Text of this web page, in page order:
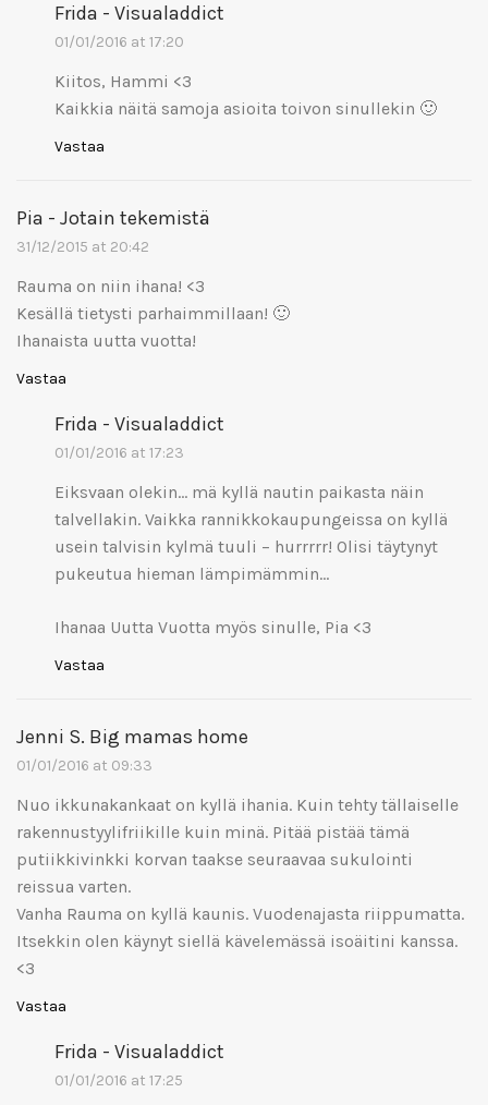
Frida - Visualaddict
01/01/2016 at 17:20
Kiitos, Hammi <3
Kaikkia näitä samoja asioita toivon sinullekin 🙂
Vastaa
Pia - Jotain tekemistä
31/12/2015 at 20:42
Rauma on niin ihana! <3
Kesällä tietysti parhaimmillaan! 🙂
Ihanaista uutta vuotta!
Vastaa
Frida - Visualaddict
01/01/2016 at 17:23
Eiksvaan olekin… mä kyllä nautin paikasta näin
talvellakin. Vaikka rannikkokaupungeissa on kyllä
usein talvisin kylmä tuuli – hurrrrr! Olisi täytynyt
pukeutua hieman lämpimämmin…
Ihanaa Uutta Vuotta myös sinulle, Pia <3
Vastaa
Jenni S. Big mamas home
01/01/2016 at 09:33
Nuo ikkunakankaat on kyllä ihania. Kuin tehty tällaiselle
rakennustyylifriikille kuin minä. Pitää pistää tämä
putiikkivinkki korvan taakse seuraavaa sukulointi
reissua varten.
Vanha Rauma on kyllä kaunis. Vuodenajasta riippumatta.
Itsekkin olen käynyt siellä kävelemässä isoäitini kanssa.
<3
Vastaa
Frida - Visualaddict
01/01/2016 at 17:25